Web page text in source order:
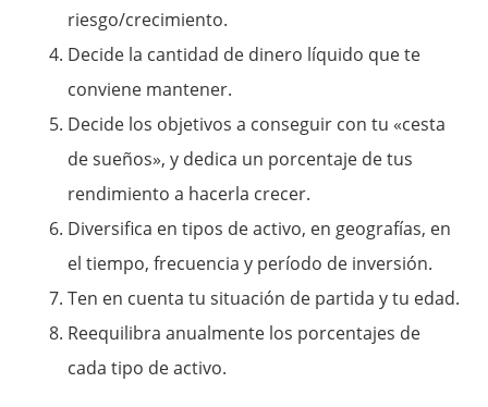
riesgo/crecimiento.
Decide la cantidad de dinero líquido que te
conviene mantener.
Decide los objetivos a conseguir con tu «cesta
de sueños», y dedica un porcentaje de tus
rendimiento a hacerla crecer.
Diversifica en tipos de activo, en geografías, en
el tiempo, frecuencia y período de inversión.
Ten en cuenta tu situación de partida y tu edad.
Reequilibra anualmente los porcentajes de
cada tipo de activo.